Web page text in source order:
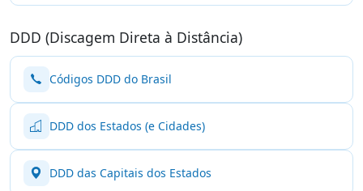
DDD (Discagem Direta à Distância)
Códigos DDD do Brasil
DDD dos Estados (e Cidades)
DDD das Capitais dos Estados